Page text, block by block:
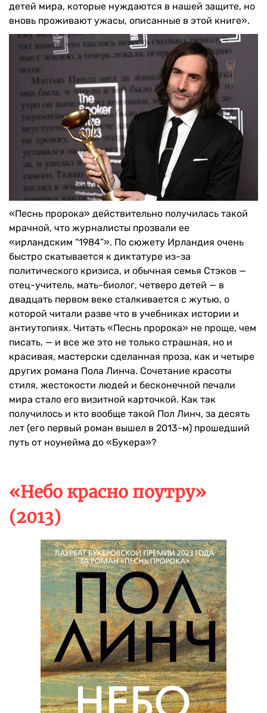
детей мира, которые нуждаются в нашей защите, но
вновь проживают ужасы, описанные в этой книге».
«Песнь пророка» действительно получилась такой
мрачной, что журналисты прозвали ее
«ирландским “1984”». По сюжету Ирландия очень
быстро скатывается к диктатуре из-за
политического кризиса, и обычная семья Стэков —
отец-учитель, мать-биолог, четверо детей — в
двадцать первом веке сталкивается с жутью, о
которой читали разве что в учебниках истории и
антиутопиях. Читать «Песнь пророка» не проще, чем
писать, — и все же это не только страшная, но и
красивая, мастерски сделанная проза, как и четыре
других романа Пола Линча. Сочетание красоты
стиля, жестокости людей и бесконечной печали
мира стало его визитной карточкой. Как так
получилось и кто вообще такой Пол Линч, за десять
лет (его первый роман вышел в 2013-м) прошедший
путь от ноунейма до «Букера»?
«Небо красно поутру»
(2013)